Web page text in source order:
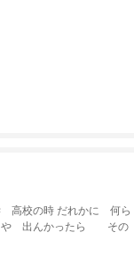
高校の時 だれかに 何ら
や 出んかったら その